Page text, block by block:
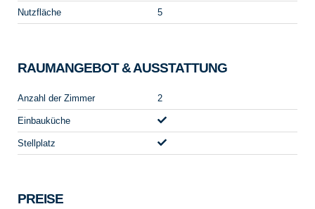
Nutzfläche 5
RAUMANGEBOT & AUSSTATTUNG
Anzahl der Zimmer 2
Einbauküche
Stellplatz
PREISE